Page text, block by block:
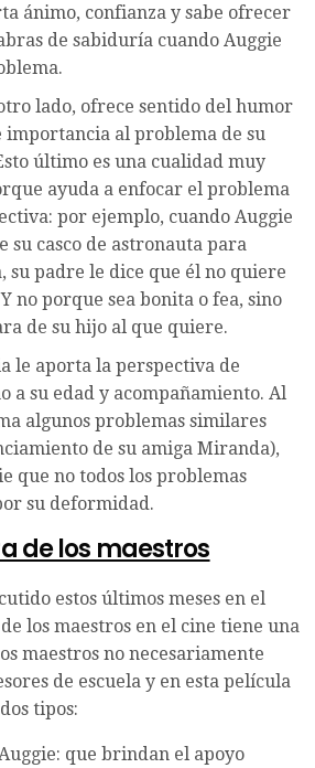
ánimo, confianza y sabe ofrecer
de sabiduría cuando Auggie
lado, ofrece sentido del humor
importancia al problema de su
último es una cualidad muy
ayuda a enfocar el problema
por ejemplo, cuando Auggie
su casco de astronauta para
su padre le dice que él no quiere
no porque sea bonita o fea, sino
de su hijo al que quiere.
le aporta la perspectiva de
a su edad y acompañamiento. Al
algunos problemas similares
de su amiga Miranda),
que no todos los problemas
su deformidad.
de los maestros
estos últimos meses en el
los maestros en el cine tiene una
maestros no necesariamente
de escuela y en esta película
tipos:
que brindan el apoyo